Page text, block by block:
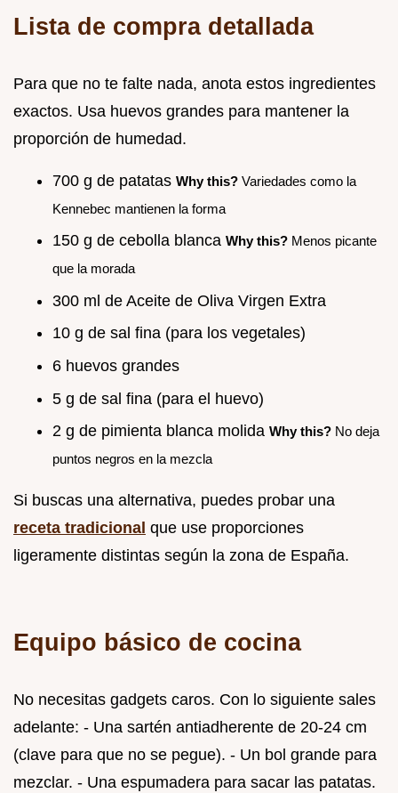
Lista de compra detallada
Para que no te falte nada, anota estos ingredientes
exactos. Usa huevos grandes para mantener la
proporción de humedad.
700 g de patatas Why this? Variedades como la
Kennebec mantienen la forma
150 g de cebolla blanca Why this? Menos picante
que la morada
300 ml de Aceite de Oliva Virgen Extra
10 g de sal fina (para los vegetales)
6 huevos grandes
5 g de sal fina (para el huevo)
2 g de pimienta blanca molida Why this? No deja
puntos negros en la mezcla
Si buscas una alternativa, puedes probar una
receta tradicional que use proporciones
ligeramente distintas según la zona de España.
Equipo básico de cocina
No necesitas gadgets caros. Con lo siguiente sales
adelante: - Una sartén antiadherente de 20-24 cm
(clave para que no se pegue). - Un bol grande para
mezclar. - Una espumadera para sacar las patatas.